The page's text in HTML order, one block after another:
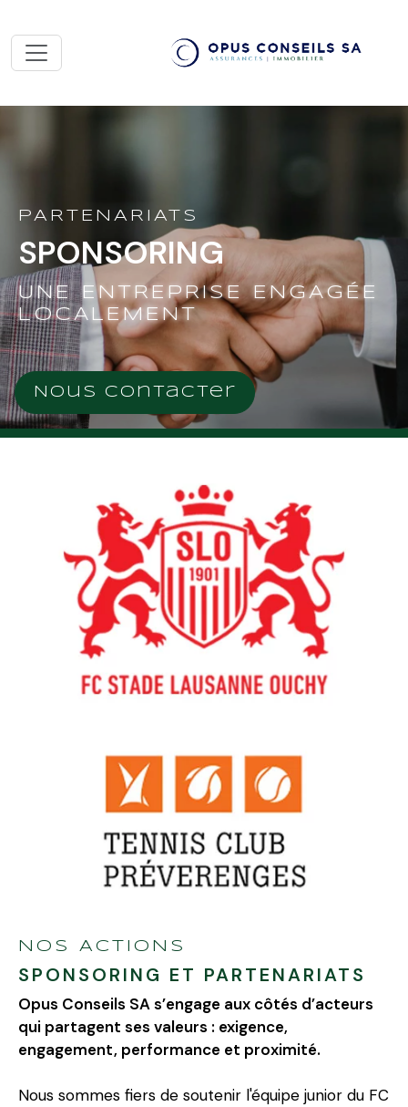
PARTENARIATS
SPONSORING
UNE ENTREPRISE ENGAGÉE
LOCALEMENT
Nous contacter
NOS ACTIONS
SPONSORING ET PARTENARIATS
Opus Conseils SA s’engage aux côtés d’acteurs
qui partagent ses valeurs : exigence,
engagement, performance et proximité.
Nous sommes fiers de soutenir l'équipe junior du FC